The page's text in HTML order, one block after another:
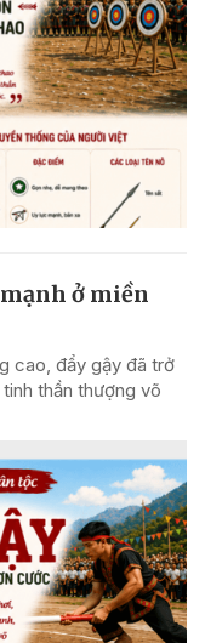
ở miền
cao, đẩy gậy đã trở
thần thượng võ